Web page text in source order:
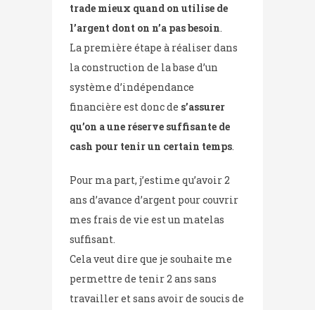
trade mieux quand on utilise de
l’argent dont on n’a pas besoin.
La première étape à réaliser dans
la construction de la base d’un
système d’indépendance
financière est donc de s’assurer
qu’on a une réserve suffisante de
cash pour tenir un certain temps.
Pour ma part, j’estime qu’avoir 2
ans d’avance d’argent pour couvrir
mes frais de vie est un matelas
suffisant.
Cela veut dire que je souhaite me
permettre de tenir 2 ans sans
travailler et sans avoir de soucis de